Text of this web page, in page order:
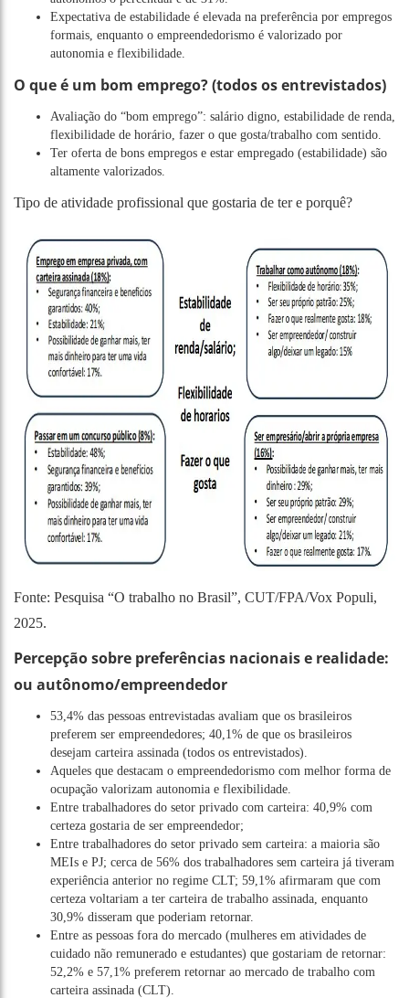
Expectativa de estabilidade é elevada na preferência por empregos
formais, enquanto o empreendedorismo é valorizado por
autonomia e flexibilidade.
O que é um bom emprego? (todos os entrevistados)
Avaliação do “bom emprego”: salário digno, estabilidade de renda,
flexibilidade de horário, fazer o que gosta/trabalho com sentido.
Ter oferta de bons empregos e estar empregado (estabilidade) são
altamente valorizados.
Tipo de atividade profissional que gostaria de ter e porquê?
Fonte: Pesquisa “O trabalho no Brasil”, CUT/FPA/Vox Populi,
2025.
Percepção sobre preferências nacionais e realidade:
ou autônomo/empreendedor
53,4% das pessoas entrevistadas avaliam que os brasileiros
preferem ser empreendedores; 40,1% de que os brasileiros
desejam carteira assinada (todos os entrevistados).
Aqueles que destacam o empreendedorismo com melhor forma de
ocupação valorizam autonomia e flexibilidade.
Entre trabalhadores do setor privado com carteira: 40,9% com
certeza gostaria de ser empreendedor;
Entre trabalhadores do setor privado sem carteira: a maioria são
MEIs e PJ; cerca de 56% dos trabalhadores sem carteira já tiveram
experiência anterior no regime CLT; 59,1% afirmaram que com
certeza voltariam a ter carteira de trabalho assinada, enquanto
30,9% disseram que poderiam retornar.
Entre as pessoas fora do mercado (mulheres em atividades de
cuidado não remunerado e estudantes) que gostariam de retornar:
52,2% e 57,1% preferem retornar ao mercado de trabalho com
carteira assinada (CLT).